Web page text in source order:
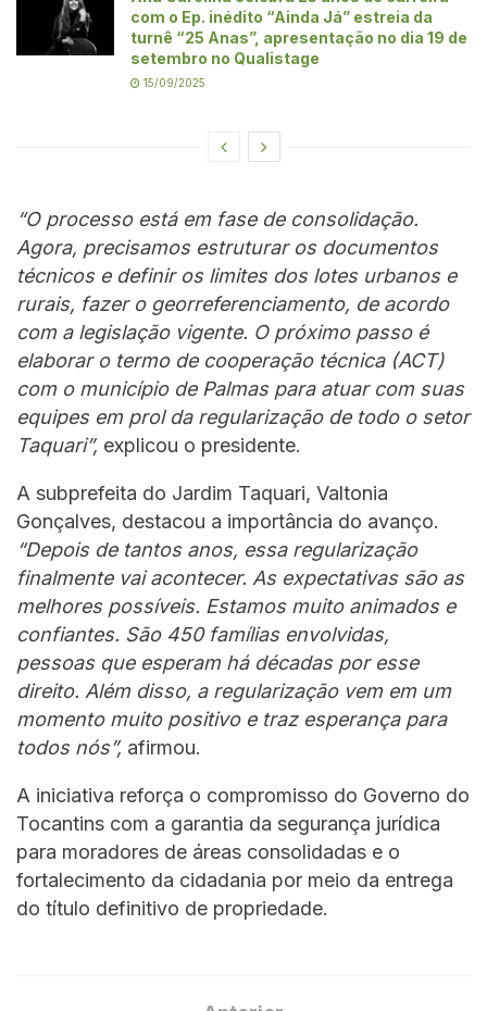
com o Ep. inédito “Ainda Já” estreia da
turnê “25 Anas”, apresentação no dia 19 de
setembro no Qualistage
15/09/2025
“O processo está em fase de consolidação.
Agora, precisamos estruturar os documentos
técnicos e definir os limites dos lotes urbanos e
rurais, fazer o georreferenciamento, de acordo
com a legislação vigente. O próximo passo é
elaborar o termo de cooperação técnica (ACT)
com o município de Palmas para atuar com suas
equipes em prol da regularização de todo o setor
Taquari”, explicou o presidente.
A subprefeita do Jardim Taquari, Valtonia
Gonçalves, destacou a importância do avanço.
“Depois de tantos anos, essa regularização
finalmente vai acontecer. As expectativas são as
melhores possíveis. Estamos muito animados e
confiantes. São 450 famílias envolvidas,
pessoas que esperam há décadas por esse
direito. Além disso, a regularização vem em um
momento muito positivo e traz esperança para
todos nós”, afirmou.
A iniciativa reforça o compromisso do Governo do
Tocantins com a garantia da segurança jurídica
para moradores de áreas consolidadas e o
fortalecimento da cidadania por meio da entrega
do título definitivo de propriedade.